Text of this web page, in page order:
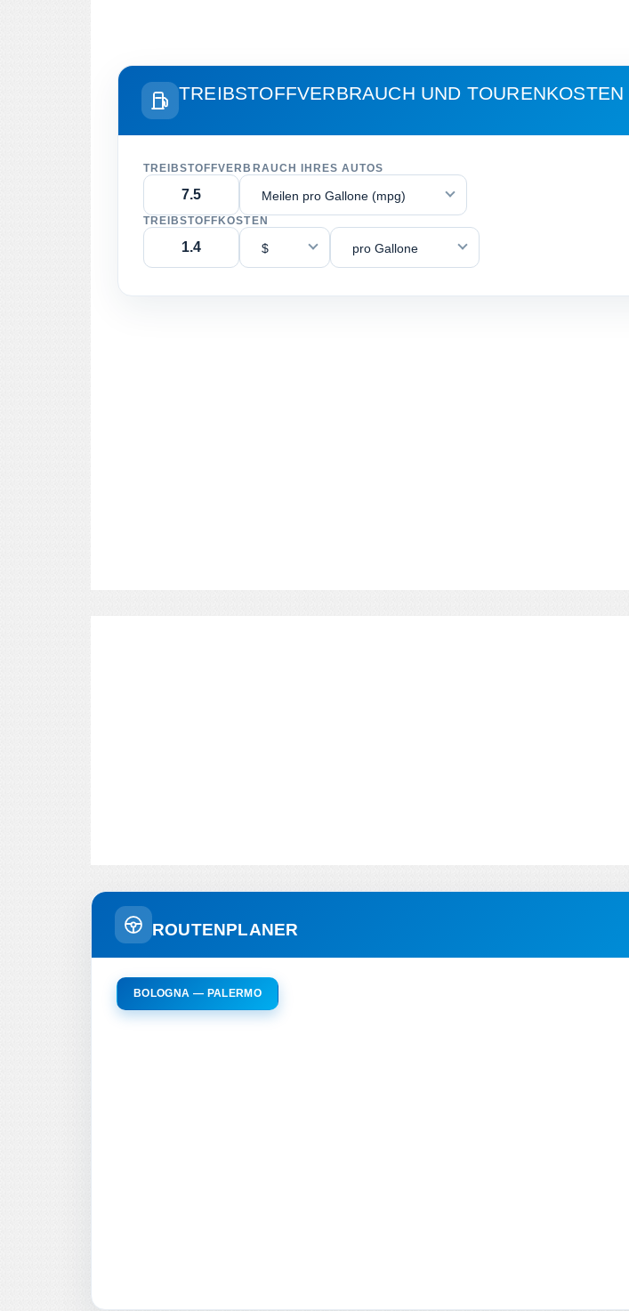
TREIBSTOFFVERBRAUCH UND TOURENKOSTEN
TREIBSTOFFVERBRAUCH IHRES AUTOS
Meilen pro Gallone (mpg)
TREIBSTOFFKOSTEN
$ pro Gallone
ROUTENPLANER
BOLOGNA — PALERMO